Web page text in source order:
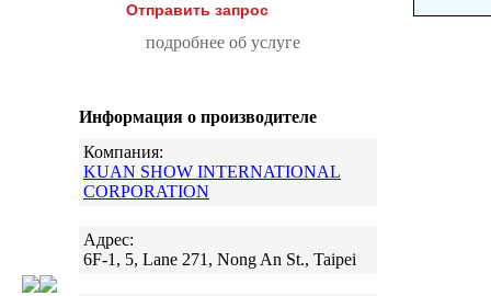
Отправить запрос
подробнее об услуге
Информация о производителе
Компания:
KUAN SHOW INTERNATIONAL
CORPORATION
Адрес:
6F-1, 5, Lane 271, Nong An St., Taipei